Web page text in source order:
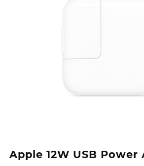
Apple 12W USB Power